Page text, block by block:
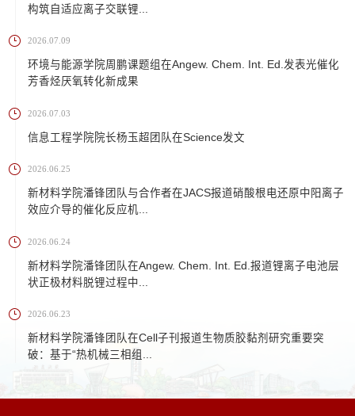
构筑自适应离子交联锂...
2026.07.09
环境与能源学院周鹏课题组在Angew. Chem. Int. Ed.发表光催化
芳香烃厌氧转化新成果
2026.07.03
信息工程学院院长杨玉超团队在Science发文
2026.06.25
新材料学院潘锋团队与合作者在JACS报道硝酸根电还原中阳离子
效应介导的催化反应机...
2026.06.24
新材料学院潘锋团队在Angew. Chem. Int. Ed.报道锂离子电池层
状正极材料脱锂过程中...
2026.06.23
新材料学院潘锋团队在Cell子刊报道生物质胶黏剂研究重要突
破：基于“热机械三相组...